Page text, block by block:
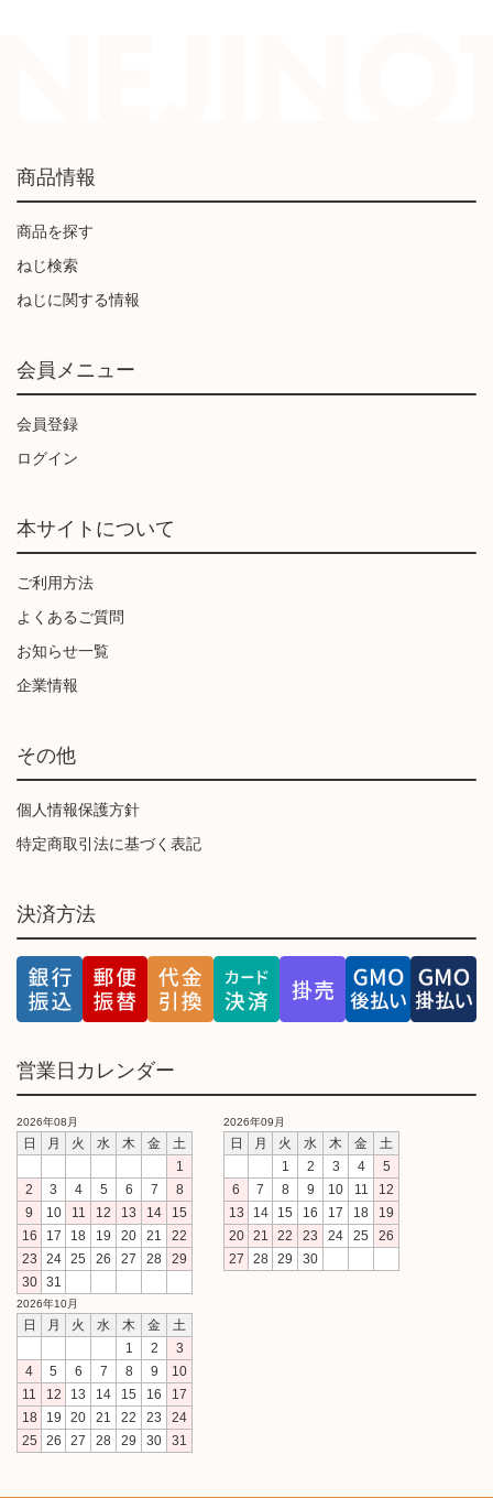
商品情報
商品を探す
ねじ検索
ねじに関する情報
会員メニュー
会員登録
ログイン
本サイトについて
ご利用方法
よくあるご質問
お知らせ一覧
企業情報
その他
個人情報保護方針
特定商取引法に基づく表記
決済方法
営業日カレンダー
2026年08月
日 月 火 水 木 金
土
1
2
3 4 5 6 7
8
9
10 11 12 13 14
15
16
17 18 19 20 21
22
23
24 25 26 27 28
29
30
31
2026年09月
日 月 火 水 木 金
土
1
2 3 4
5
6
7 8 9 10 11
12
13
14 15 16 17 18
19
20
21 22 23 24 25
26
27
28 29 30
2026年10月
日 月 火 水 木 金
土
1
2
3
4
5 6 7 8 9
10
11
12 13 14 15 16
17
18
19 20 21 22 23
24
25
26 27 28 29 30 31